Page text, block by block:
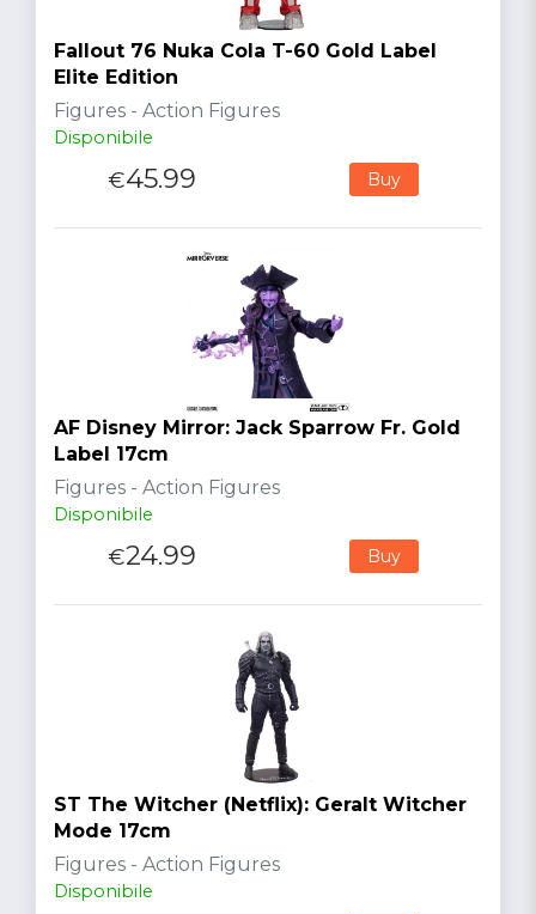
Fallout 76 Nuka Cola T-60 Gold Label
Elite Edition
Figures - Action Figures
Disponibile
€45.99 Buy
AF Disney Mirror: Jack Sparrow Fr. Gold
Label 17cm
Figures - Action Figures
Disponibile
€24.99 Buy
ST The Witcher (Netflix): Geralt Witcher
Mode 17cm
Figures - Action Figures
Disponibile